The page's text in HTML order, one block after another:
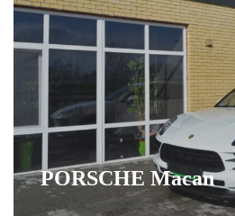
PORSCHE Macan